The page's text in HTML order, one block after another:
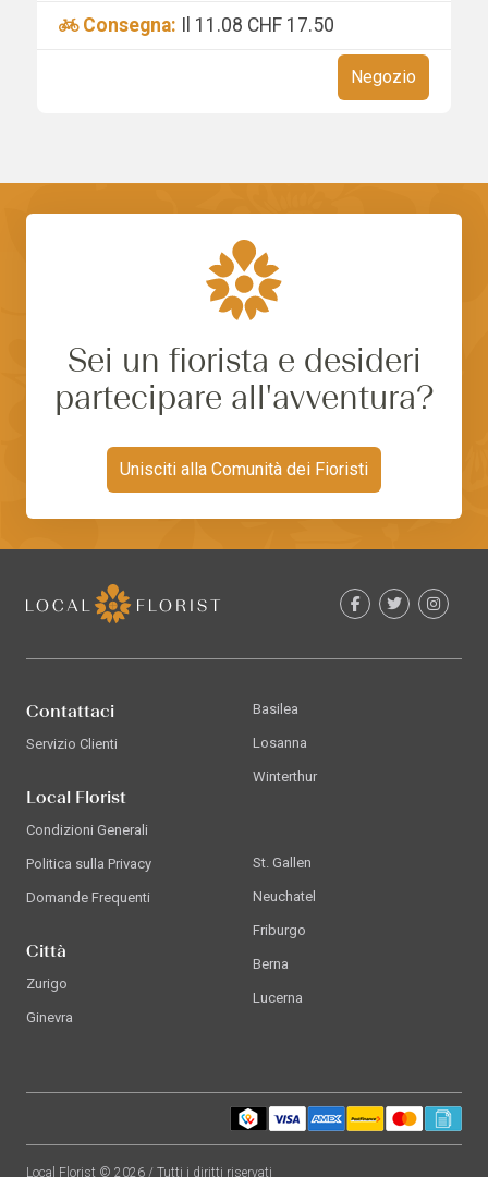
Consegna: Il 11.08 CHF 17.50
Negozio
Sei un fiorista e desideri
partecipare all'avventura?
Unisciti alla Comunità dei Fioristi
Contattaci
Servizio Clienti
Local Florist
Condizioni Generali
Politica sulla Privacy
Domande Frequenti
Città
Zurigo
Ginevra
Basilea
Losanna
Winterthur
St. Gallen
Neuchatel
Friburgo
Berna
Lucerna
Local Florist © 2026 / Tutti i diritti riservati